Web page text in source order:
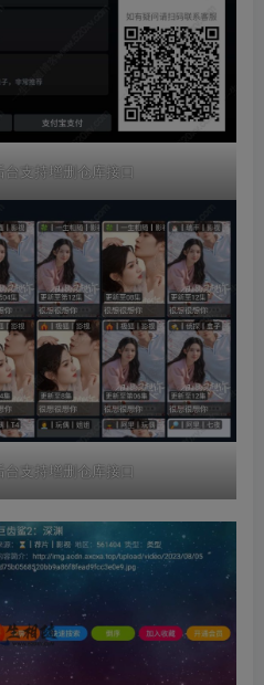
支持增删仓库接口
支持增删仓库接口